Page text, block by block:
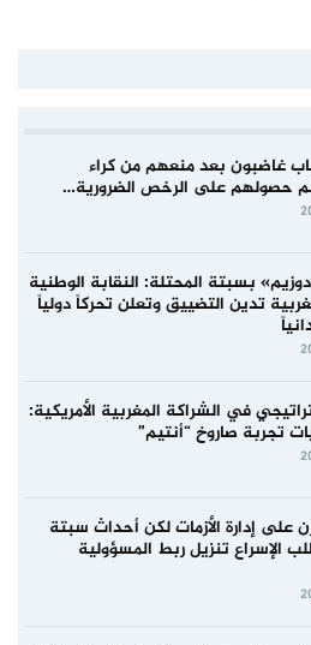
غاضبون بعد منعهم من كراء
رغم حصولهم على الرخص الضرورية…
بسبتة المحتلة: النقابة الوطنية
تدين التضييق وتعلن تحركاً دولياً
في الشراكة المغربية الأمريكية:
تجربة صاروخ “أنتيم”
على إدارة الأزمات لكن أحداث سبتة
الإسراع تنزيل ربط المسؤولية